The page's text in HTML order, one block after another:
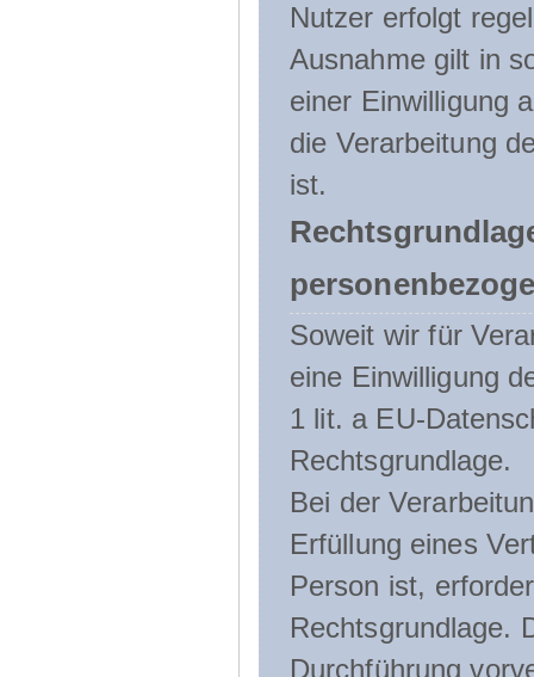
Nutzer erfolgt
Ausnahme gilt in
einer Einwilligung
die Verarbeitung
ist.
Soweit wir für
eine Einwilligung
1 lit. a EU-
Rechtsgrundlage.
Bei der
Erfüllung eines
Person ist,
Rechtsgrundlage.
Durchführung